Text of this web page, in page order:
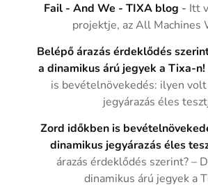
Fail - And We - TIXA blog - Itt
projektje, az All Machines
Belépő árazás érdeklődés
a dinamikus árú jegyek a Tixa-n!
is bevételnövekedés: ilyen
jegyárazás éles
Zord időkben is
dinamikus jegyárazás éles
árazás érdeklődés szerint? –
dinamikus árú jegyek a